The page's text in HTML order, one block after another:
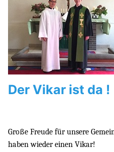
Der Vikar ist da !
Große Freude für unsere
haben wieder einen Vikar!